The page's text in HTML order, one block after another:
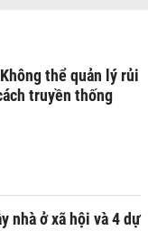
thể quản lý rủi
truyền thống
nhà ở xã hội và 4 dự